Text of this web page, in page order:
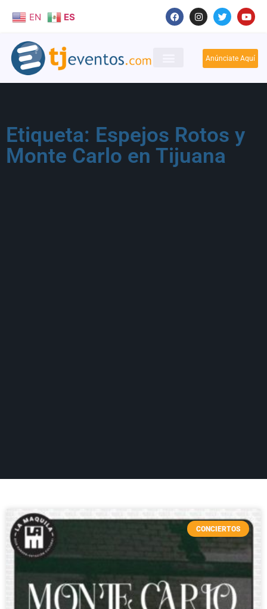
EN ES
Anúnciate Aquí
Etiqueta: Espejos Rotos y
Monte Carlo en Tijuana
CONCIERTOS